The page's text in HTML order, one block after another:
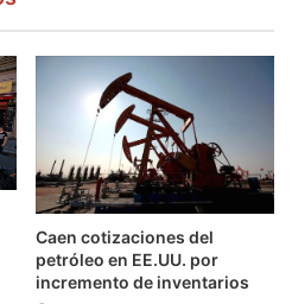
Caen cotizaciones del
petróleo en EE.UU. por
incremento de inventarios